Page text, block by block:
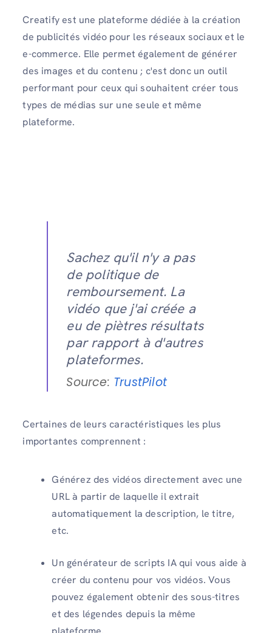
Creatify est une plateforme dédiée à la création
de publicités vidéo pour les réseaux sociaux et le
e-commerce. Elle permet également de générer
des images et du contenu ; c'est donc un outil
performant pour ceux qui souhaitent créer tous
types de médias sur une seule et même
plateforme.
Sachez qu'il n'y a pas
de politique de
remboursement. La
vidéo que j'ai créée a
eu de piètres résultats
par rapport à d'autres
plateformes.
Source: TrustPilot
Certaines de leurs caractéristiques les plus
importantes comprennent :
Générez des vidéos directement avec une
URL à partir de laquelle il extrait
automatiquement la description, le titre,
etc.
Un générateur de scripts IA qui vous aide à
créer du contenu pour vos vidéos. Vous
pouvez également obtenir des sous-titres
et des légendes depuis la même